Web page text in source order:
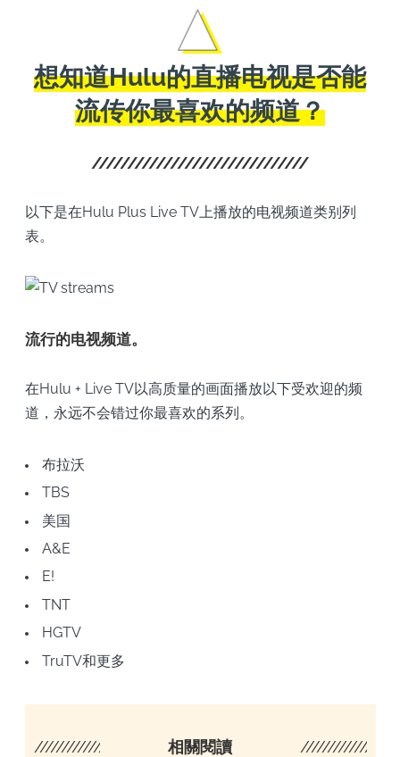
想知道Hulu的直播电视是否能
流传你最喜欢的频道？
以下是在Hulu Plus Live TV上播放的电视频道类别列
表。
流行的电视频道。
在Hulu + Live TV以高质量的画面播放以下受欢迎的频
道，永远不会错过你最喜欢的系列。
布拉沃
TBS
美国
A&E
E!
TNT
HGTV
TruTV和更多
//////////////////// 相關閱讀